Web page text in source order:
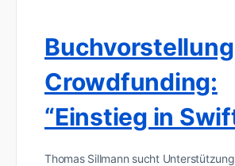
Crowdfunding:
“Einstieg in
Thomas Sillmann sucht